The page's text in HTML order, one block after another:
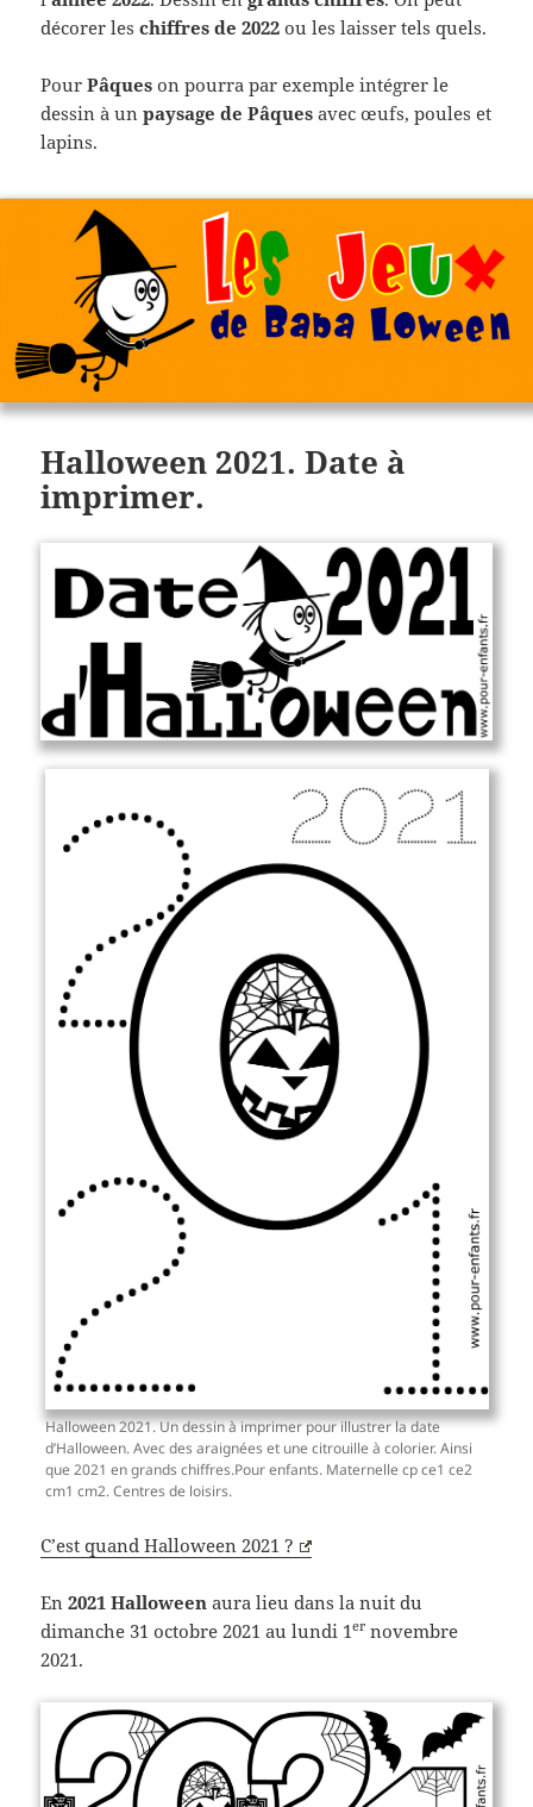
décorer leschiffres de 2022 ou les laisser tels quels.
Pour Pâques on pourra par exemple intégrer le
dessin à unpaysage de Pâques avec œufs, poules et
lapins.
Halloween 2021. Date à
imprimer.
Halloween 2021. Un dessin à imprimer pour illustrer la date
d’Halloween. Avec des araignées et une citrouille à colorier. Ainsi
que 2021 en grands chiffres.Pour enfants. Maternelle cp ce1 ce2
cm1 cm2. Centres de loisirs.
C’est quand Halloween 2021 ?
En2021 Halloween aura lieu dans la nuit du
dimanche 31 octobre 2021 au lundi 1er novembre
2021.